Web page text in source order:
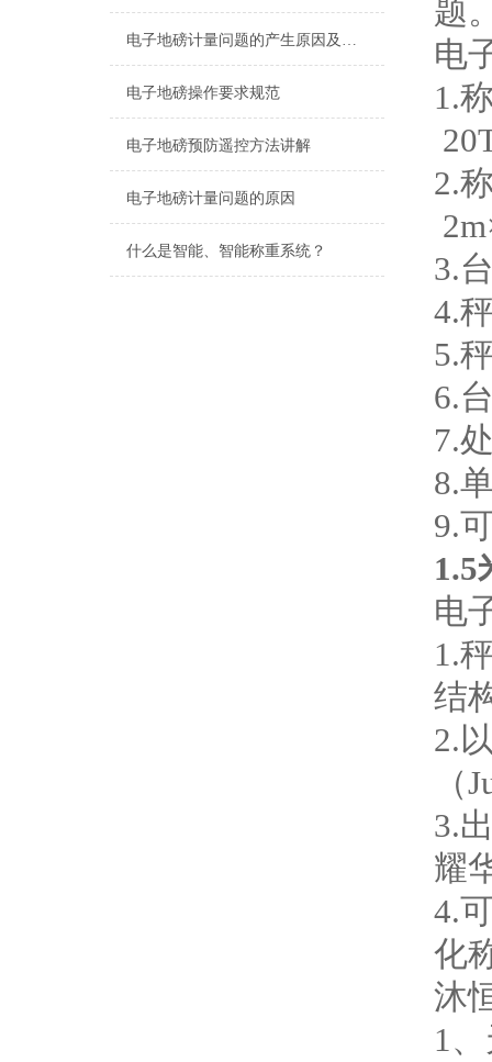
电子地磅计量问题的产生原因及解决方法
电子地磅操作要求规范
电子地磅预防遥控方法讲解
电子地磅计量问题的原因
什么是智能、智能称重系统？
题
电
1.
2.
3.
4.
5.
6.
7.
8.
9.
1.5
电
1.
结
2.
3.
耀
4.
化
沐
1